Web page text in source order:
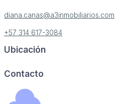
diana.canas@a3inmobiliarios.com
+57 314 617-3084
Ubicación
Contacto